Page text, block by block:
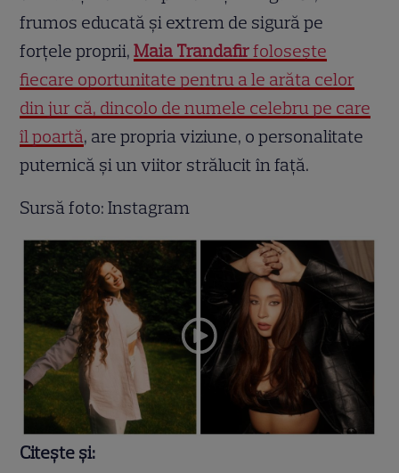
frumos educată și extrem de sigură pe
forțele proprii,Maia Trandafirfolosește
fiecare oportunitate pentru a le arăta celor
din jur că, dincolo de numele celebru pe care
îl poartă, are propria viziune, o personalitate
puternică și un viitor strălucit în față.
Sursă foto: Instagram
Citește și: